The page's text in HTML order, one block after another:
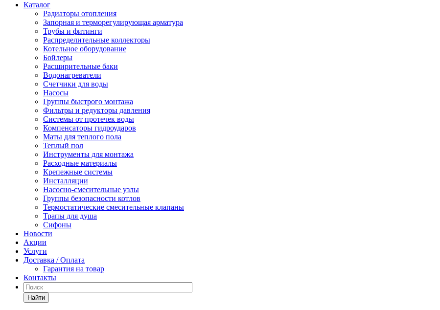
Каталог
Радиаторы отопления
Запорная и терморегулирующая арматура
Трубы и фитинги
Распределительные коллекторы
Котельное оборудование
Бойлеры
Расширительные баки
Водонагреватели
Счетчики для воды
Насосы
Группы быстрого монтажа
Фильтры и редукторы давления
Системы от протечек воды
Компенсаторы гидроударов
Маты для теплого пола
Теплый пол
Инструменты для монтажа
Расходные материалы
Крепежные системы
Инсталляции
Насосно-смесительные узлы
Группы безопасности котлов
Термостатические смесительные клапаны
Трапы для душа
Сифоны
Новости
Акции
Услуги
Доставка / Оплата
Гарантия на товар
Контакты
Найти